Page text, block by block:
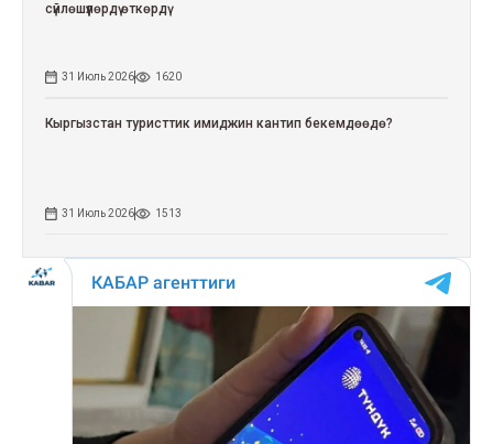
сүйлөшүүлөрдү өткөрдү
31 Июль 2026 1620
Кыргызстан туристтик имиджин кантип бекемдөөдө?
31 Июль 2026 1513